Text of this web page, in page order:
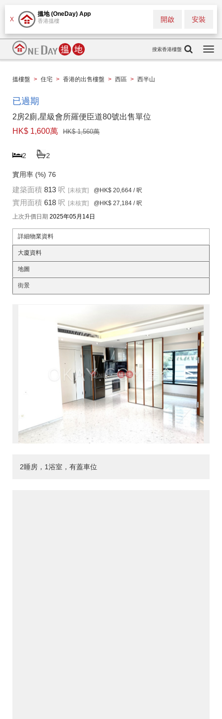
X
搵地 (OneDay) App
香港搵樓 安裝
開啟
搜索香港樓盤
搵樓盤 > 住宅 > 香港的出售樓盤 > 西區 > 西半山
已過期
2房2廁,星級會所羅便臣道80號出售單位
HK$ 1,600萬
HK$ 1,560萬
2 2
實用率 (%) 76
建築面積 813 呎 [未核實] @HK$ 20,664 / 呎
實用面積 618 呎 [未核實] @HK$ 27,184 / 呎
上次升價日期 2025年05月14日
詳細物業資料
大廈資料
地圖
街景
>
2睡房，1浴室，有蓋車位